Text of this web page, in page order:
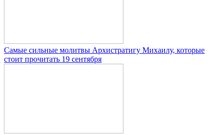
Самые сильные молитвы Архистратигу Михаилу, которые
стоит прочитать 19 сентября